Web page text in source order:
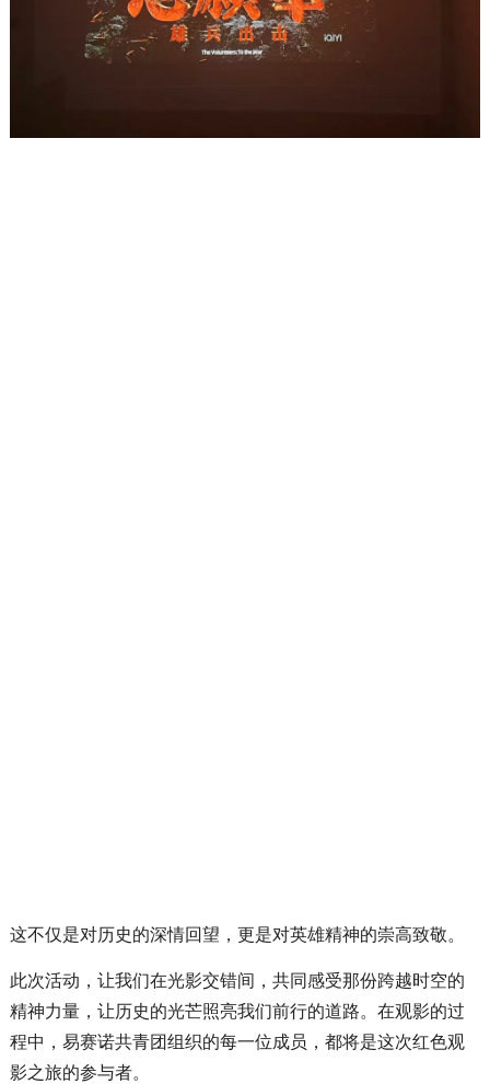
这不仅是对历史的深情回望，更是对英雄精神的崇高致敬。
此次活动，让我们在光影交错间，共同感受那份跨越时空的
精神力量，让历史的光芒照亮我们前行的道路。在观影的过
程中，易赛诺共青团组织的每一位成员，都将是这次红色观
影之旅的参与者。